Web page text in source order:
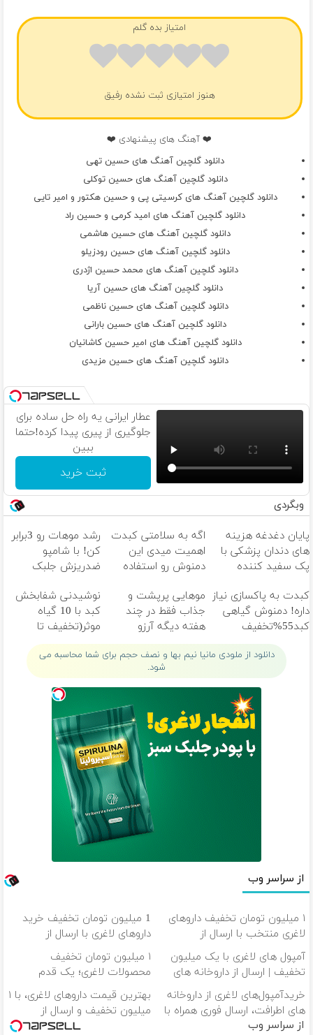
امتیاز بده گلم
هنوز امتیازی ثبت نشده رفیق
❤️ آهنگ های پیشنهادی ❤️
دانلود گلچین آهنگ های حسین تهی
دانلود گلچین آهنگ های حسین توکلی
دانلود گلچین آهنگ های کرسیتی پی و حسین هکتور و امیر تایی
دانلود گلچین آهنگ های امید کرمی و حسین راد
دانلود گلچین آهنگ های حسین هاشمی
دانلود گلچین آهنگ های حسین رودزیلو
دانلود گلچین آهنگ های محمد حسین اژدری
دانلود گلچین آهنگ های حسین آریا
دانلود گلچین آهنگ های حسین ناظمی
دانلود گلچین آهنگ های حسین بارانی
دانلود گلچین آهنگ های امیر حسین کاشانیان
دانلود گلچین آهنگ های حسین مزیدی
عطار ایرانی یه راه حل ساده برای
جلوگیری از پیری پیدا کرده!حتما
ببین
ثبت خرید
وبگردی
پایان دغدغه هزینه
های دندان پزشکی با
پک سفید کننده
اگه به سلامتی کبدت
اهمیت میدی این
دمنوش رو استفاده
رشد موهات رو 3برابر
کن! با شامپو
ضدریزش جلبک
کبدت به پاکسازی نیاز
داره! دمنوش گیاهی
کبد55%تخفیف
موهایی پرپشت و
جذاب فقط در چند
هفته دیگه آرزو
نیست! (تخفیف ویژه)
نوشیدنی شفابخش
کبد با 10 گیاه
موثر(تخفیف تا
امشب)
دانلود از ملودی مانیا نیم بها و نصف حجم برای شما محاسبه می
شود.
از سراسر وب
۱ میلیون تومان تخفیف داروهای
لاغری منتخب با ارسال از
داروخانه نزدیکت
1 میلیون تومان تخفیف خرید
داروهای لاغری با ارسال از
داروخانه و پک یخ!
آمپول های لاغری با یک میلیون
تخفیف | ارسال از داروخانه های
معتبر
۱ میلیون تومان تخفیف
محصولات لاغری؛ یک قدم
نزدیک‌تر به شروع کاهش وزن
خریدآمپول‌های لاغری از داروخانه
های اطرافت، ارسال فوری همراه با
پک یخ!
بهترین قیمت داروهای لاغری، با ۱
میلیون تخفیف و ارسال از
از سراسر وب